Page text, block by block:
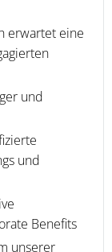
erwartet eine
und
und
Benefits
unserer